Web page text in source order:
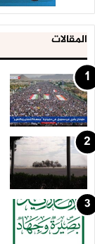
المقالات